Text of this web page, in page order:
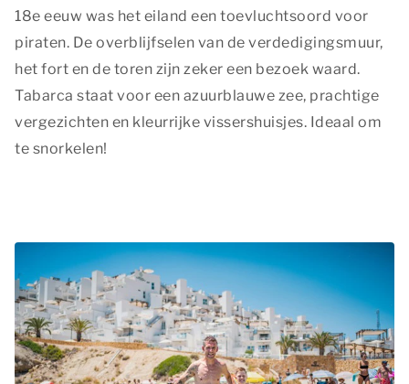
18e eeuw was het eiland een toevluchtsoord voor
piraten. De overblijfselen van de verdedigingsmuur,
het fort en de toren zijn zeker een bezoek waard.
Tabarca staat voor een azuurblauwe zee, prachtige
vergezichten en kleurrijke vissershuisjes. Ideaal om
te snorkelen!